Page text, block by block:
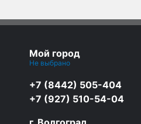
Мой город
Не выбрано
+7 (8442) 505-404
+7 (927) 510-54-04